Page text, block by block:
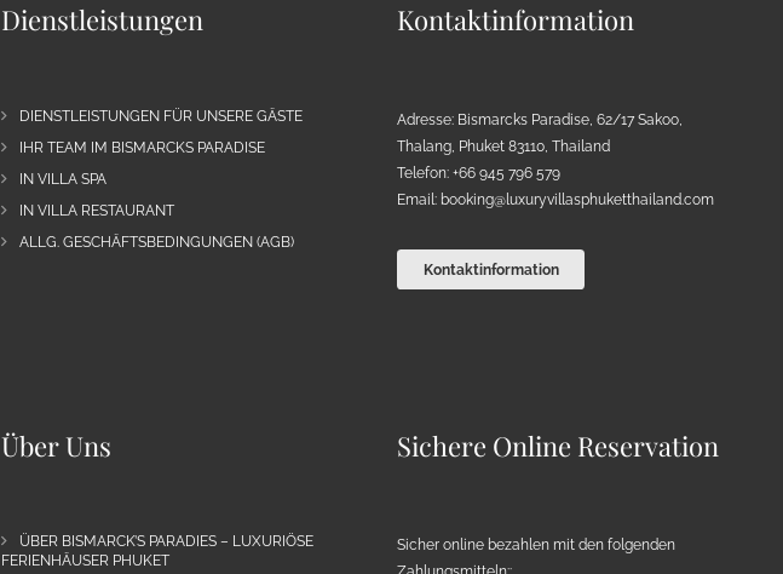
Dienstleistungen
DIENSTLEISTUNGEN FÜR UNSERE GÄSTE
IHR TEAM IM BISMARCKS PARADISE
IN VILLA SPA
IN VILLA RESTAURANT
ALLG. GESCHÄFTSBEDINGUNGEN (AGB)
Kontaktinformation
Adresse: Bismarcks Paradise, 62/17 Sakoo,
Thalang, Phuket 83110, Thailand
Telefon: +66 945 796 579
Email: booking@luxuryvillasphuketthailand.com
Kontaktinformation
Über Uns
ÜBER BISMARCK’S PARADIES – LUXURIÖSE
FERIENHÄUSER PHUKET
Sichere Online Reservation
Sicher online bezahlen mit den folgenden